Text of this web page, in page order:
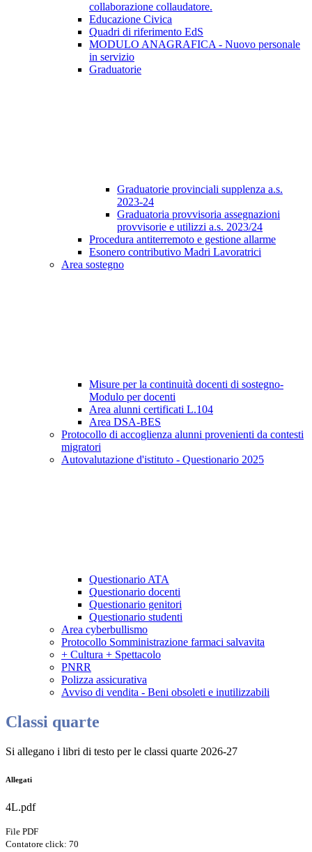
collaborazione collaudatore.
Educazione Civica
Quadri di riferimento EdS
MODULO ANAGRAFICA - Nuovo personale
in servizio
Graduatorie
Graduatorie provinciali supplenza a.s.
2023-24
Graduatoria provvisoria assegnazioni
provvisorie e utilizzi a.s. 2023/24
Procedura antiterremoto e gestione allarme
Esonero contributivo Madri Lavoratrici
Area sostegno
Misure per la continuità docenti di sostegno-
Modulo per docenti
Area alunni certificati L.104
Area DSA-BES
Protocollo di accoglienza alunni provenienti da contesti
migratori
Autovalutazione d'istituto - Questionario 2025
Questionario ATA
Questionario docenti
Questionario genitori
Questionario studenti
Area cyberbullismo
Protocollo Somministrazione farmaci salvavita
+ Cultura + Spettacolo
PNRR
Polizza assicurativa
Avviso di vendita - Beni obsoleti e inutilizzabili
Classi quarte
Si allegano i libri di testo per le classi quarte 2026-27
Allegati
4L.pdf
File PDF
Contatore click: 70